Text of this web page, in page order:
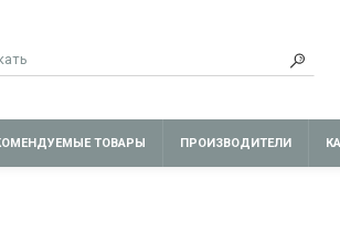
ТОВАРЫ ПРОИЗВОДИТЕЛИ